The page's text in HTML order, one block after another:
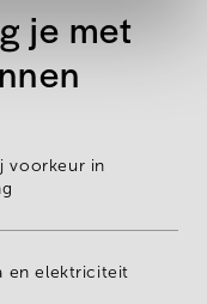
je met
voorkeur in
enelektriciteit